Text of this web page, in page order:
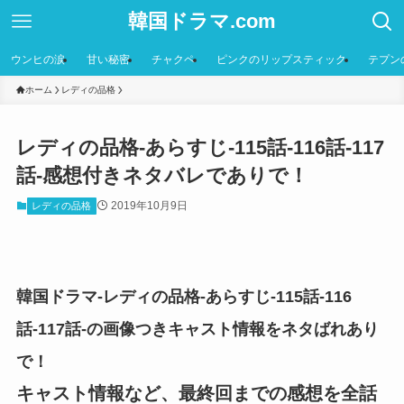
韓国ドラマ.com
ウンヒの涙 甘い秘密 チャクペ ピンクのリップスティック テプン
ホーム レディの品格
レディの品格-あらすじ-115話-116話-117
話-感想付きネタバレでありで！
レディの品格 2019年10月9日
韓国ドラマ-レディの品格-あらすじ-115話-116
話-117話-の画像つきキャスト情報をネタばれあり
で！
キャスト情報など、最終回までの感想を全話